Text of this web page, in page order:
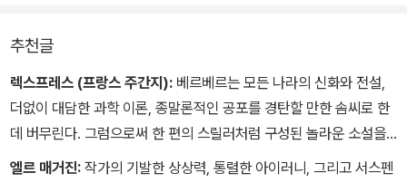
추천글
렉스프레스 (프랑스 주간지): 베르베르는 모든 나라의 신화와 전설,
더없이 대담한 과학 이론, 종말론적인 공포를 경탄할 만한 솜씨로 한
데 버무린다. 그럼으로써 한 편의 스릴러처럼 구성된 놀라운 소설을
만들어 낸다.
엘르 매거진: 작가의 기발한 상상력, 통렬한 아이러니, 그리고 서스펜